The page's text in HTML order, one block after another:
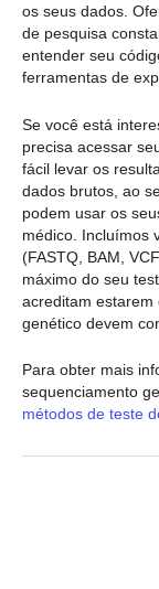
os seus dados.
de pesquisa
entender seu
ferramentas de
Se você está
precisa acessar
fácil levar os
dados brutos, ao
podem usar os
médico. Incluímos
(FASTQ, BAM,
máximo do seu
acreditam estarem
genético devem
Para obter mais
sequenciamento
métodos de teste